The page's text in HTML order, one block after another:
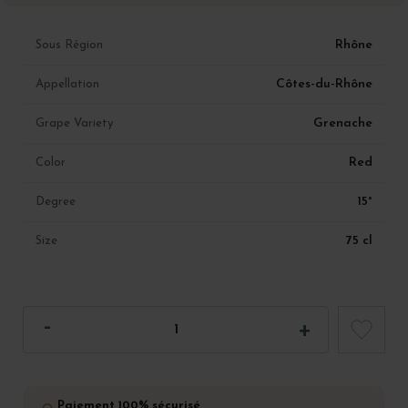
Sous Région Rhône
Appellation Côtes-du-Rhône
Grape Variety Grenache
Color Red
Degree 15°
Size 75 cl